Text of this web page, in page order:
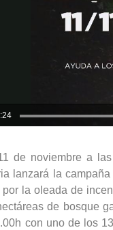
de noviembre a
lanzará la
la oleada de
de bosque
con uno de los